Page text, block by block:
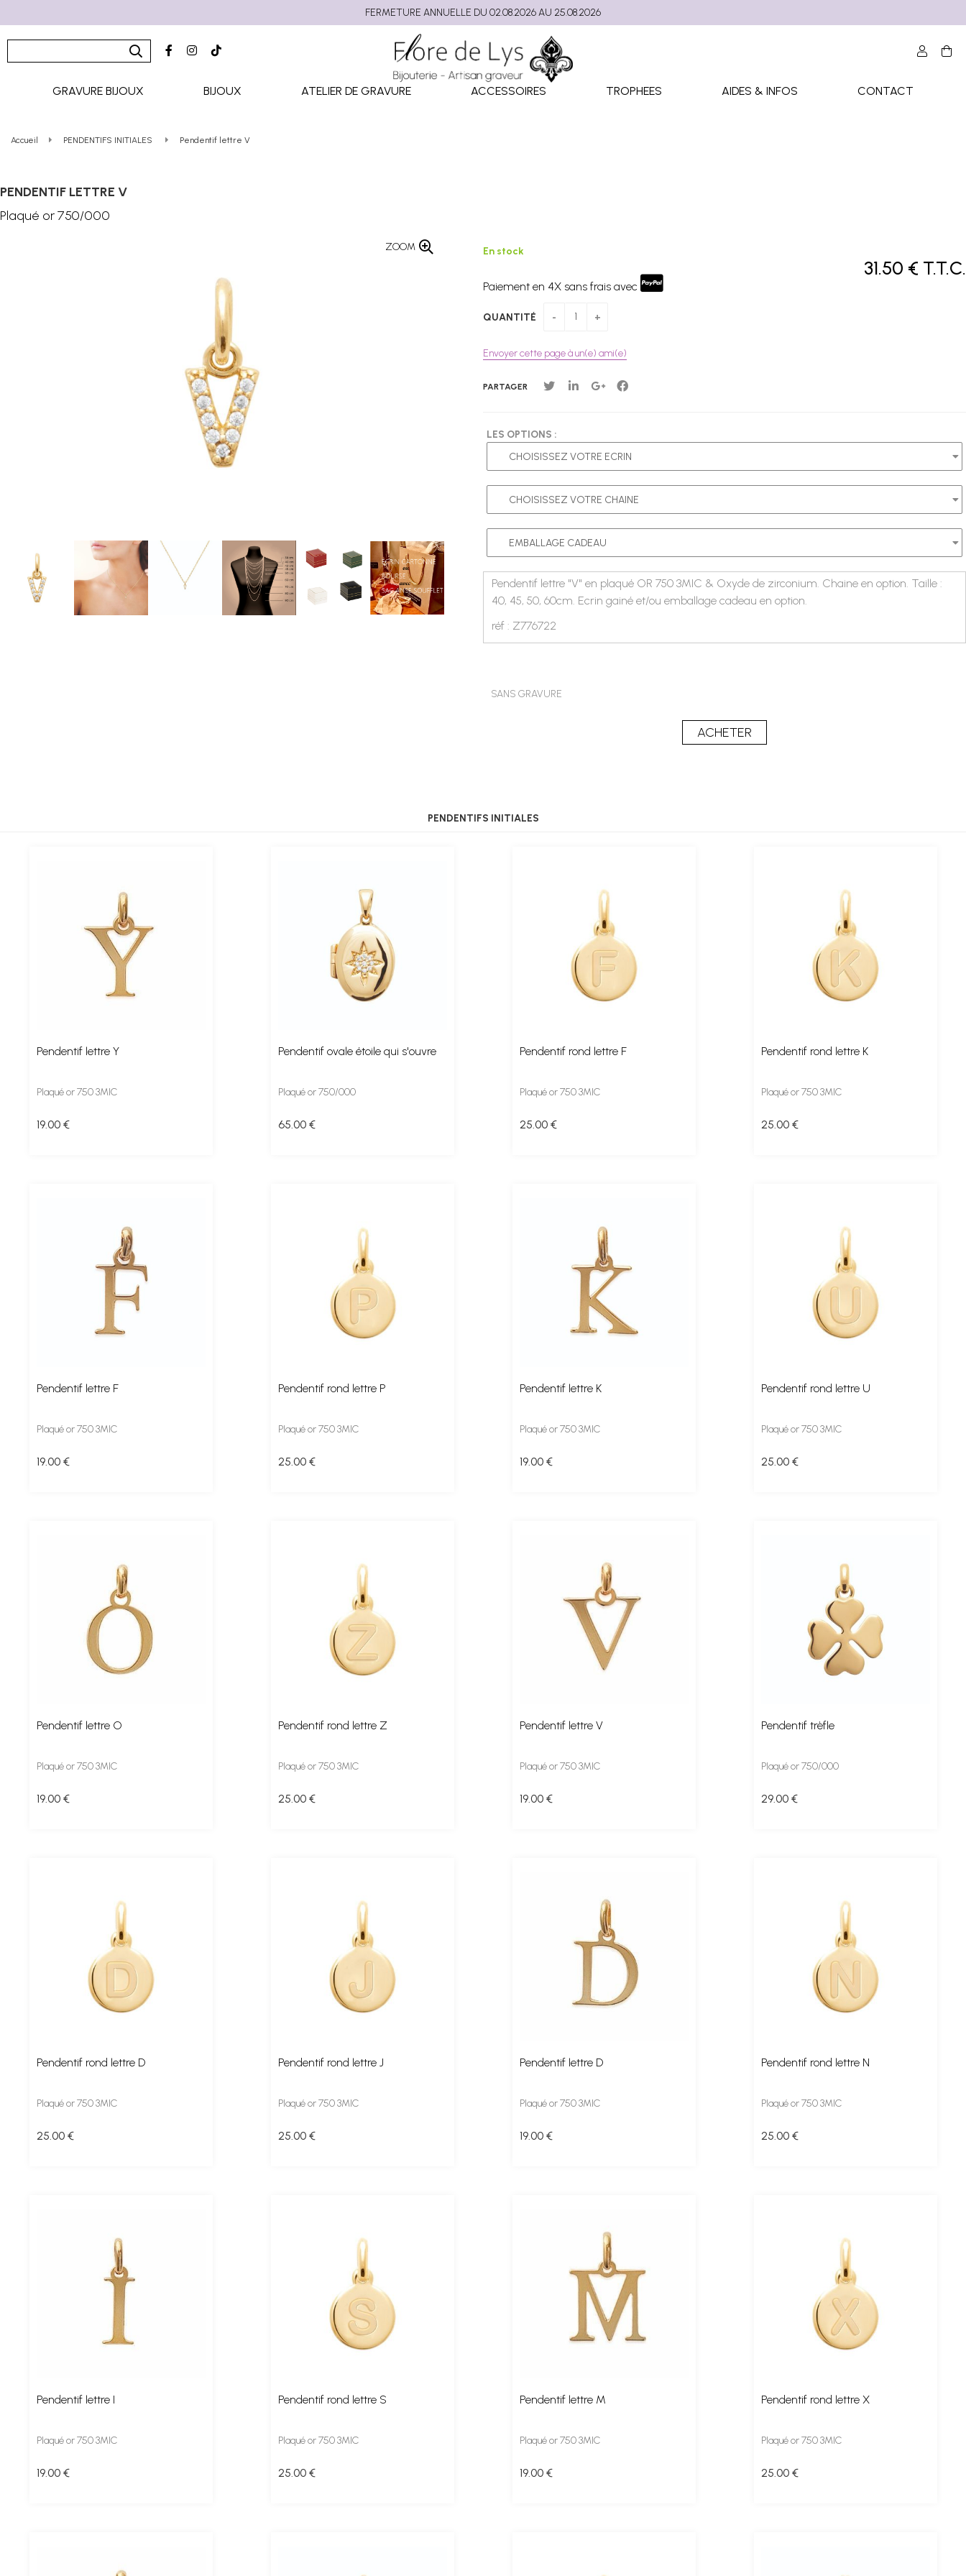
GRAVURE BIJOUX BIJOUX ATELIER DE GRAVURE ACCESSOIRES TROPHEES AIDES & INFOS CONTACT
Accueil PENDENTIFS INITIALES Pendentif lettre V
PENDENTIF LETTRE V
Plaqué or 750/000
ZOOM
31.50 € T.T.C.
En stock
Paiement en 4X sans frais avec
QUANTITÉ
Envoyer cette page à un(e) ami(e)
PARTAGER
LES OPTIONS :
Pendentif lettre "V" en plaqué OR 750 3MIC & Oxyde de zirconium. Chaine en option. Taille :
40, 45, 50, 60cm. Ecrin gainé et/ou emballage cadeau en option.
réf : Z776722
SANS GRAVURE
PENDENTIFS INITIALES
Pendentif lettre Y
Plaqué or 750 3MIC
19.00 €
Pendentif ovale étoile qui s'ouvre
Plaqué or 750/000
65.00 €
Pendentif rond lettre F
Plaqué or 750 3MIC
25.00 €
Pendentif rond lettre K
Plaqué or 750 3MIC
25.00 €
Pendentif lettre F
Plaqué or 750 3MIC
19.00 €
Pendentif rond lettre P
Plaqué or 750 3MIC
25.00 €
Pendentif lettre K
Plaqué or 750 3MIC
19.00 €
Pendentif rond lettre U
Plaqué or 750 3MIC
25.00 €
Pendentif lettre O
Plaqué or 750 3MIC
19.00 €
Pendentif rond lettre Z
Plaqué or 750 3MIC
25.00 €
Pendentif lettre V
Plaqué or 750 3MIC
19.00 €
Pendentif trèfle
Plaqué or 750/000
29.00 €
Pendentif rond lettre D
Plaqué or 750 3MIC
25.00 €
Pendentif rond lettre J
Plaqué or 750 3MIC
25.00 €
Pendentif lettre D
Plaqué or 750 3MIC
19.00 €
Pendentif rond lettre N
Plaqué or 750 3MIC
25.00 €
Pendentif lettre I
Plaqué or 750 3MIC
19.00 €
Pendentif rond lettre S
Plaqué or 750 3MIC
25.00 €
Pendentif lettre M
Plaqué or 750 3MIC
19.00 €
Pendentif rond lettre X
Plaqué or 750 3MIC
25.00 €
FERMETURE ANNUELLE DU 02.08.2026 AU 25.08.2026